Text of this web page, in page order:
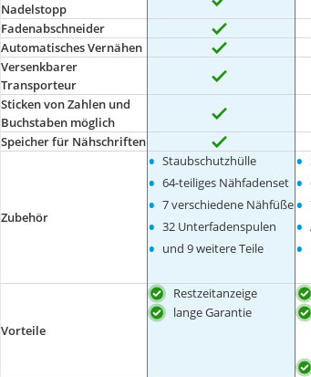
Nadelstopp
Fadenabschneider
Automatisches Vernähen
Versenkbarer
Transporteur
Sticken von Zahlen und
Buchstaben möglich
Speicher für Nähschriften
Zubehör
• Staubschutzhülle
• 64-teiliges Nähfadenset
• 7 verschiedene Nähfüße
• 32 Unterfadenspulen
• und 9 weitere Teile
•
•
•
•
•
Vorteile
Restzeitanzeige
lange Garantie